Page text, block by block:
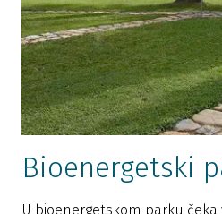
Bioenergetski
U bioenergetskom parku čeka